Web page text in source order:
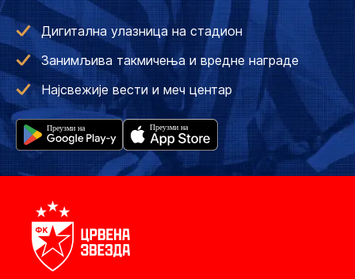
Дигитална улазница на стадион
Занимљива такмичења и вредне награде
Најсвежије вести и меч центар